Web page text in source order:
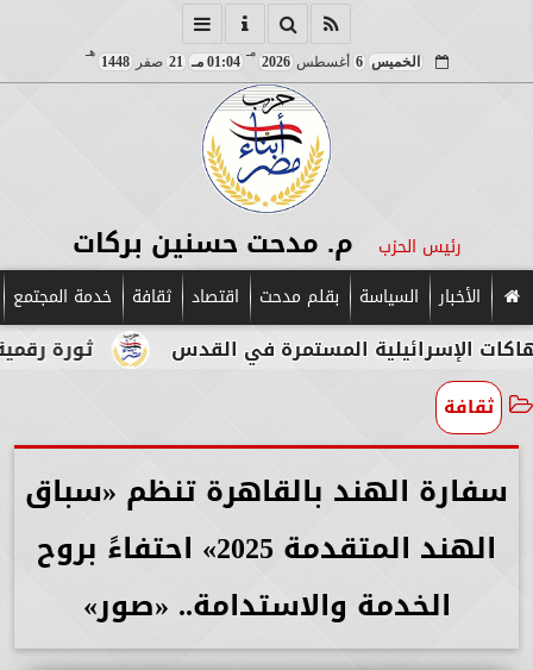
الخميس 6 أغسطس2026
مـ
01:04 مـ 21 صفر1448
هـ
رئيس الحزب م. مدحت حسنين بركات
الأخبار السياسة بقلم مدحت اقتصاد ثقافة خدمة المجتمع
ثورة رقمية في قلب الآثار.. في القدس
ثقافة
سفارة الهند بالقاهرة تنظم «سباق
الهند المتقدمة 2025» احتفاءً بروح
الخدمة والاستدامة.. «صور»